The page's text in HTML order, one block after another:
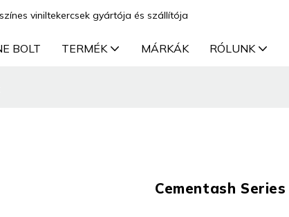
viniltekercsek gyártója és szállítója
BOLT TERMÉK MÁRKÁK RÓLUNK
Cementash Series